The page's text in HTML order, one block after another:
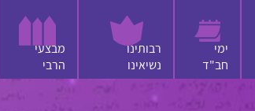
ימי
חב"ד
רבותינו
נשיאינו
מבצעי
הרבי
שיר אחר